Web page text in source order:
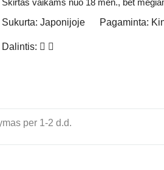
Skirtas vaikams nuo 18 mėn., bet
Sukurta: Japonijoje Pagaminta:
Dalintis:
per 1-2 d.d.